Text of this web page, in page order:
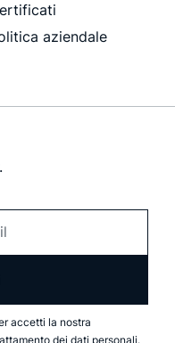
aziendale
accetti la nostra
dei dati personali.